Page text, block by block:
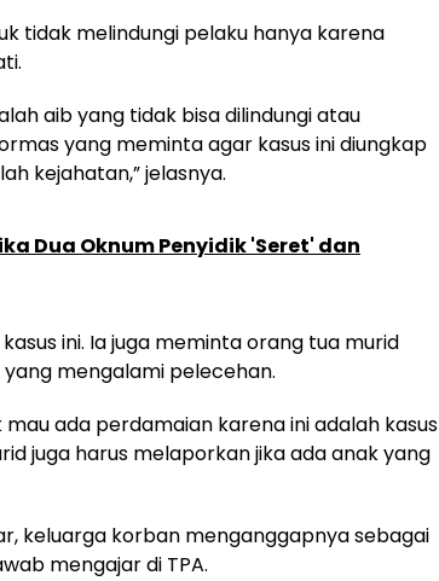
tidak melindungi pelaku hanya karena
aib yang tidak bisa dilindungi atau
yang meminta agar kasus ini diungkap
kejahatan,” jelasnya.
Dua Oknum Penyidik 'Seret' dan
ini. Ia juga meminta orang tua murid
mengalami pelecehan.
ada perdamaian karena ini adalah kasus
juga harus melaporkan jika ada anak yang
keluarga korban menganggapnya sebagai
mengajar di TPA.